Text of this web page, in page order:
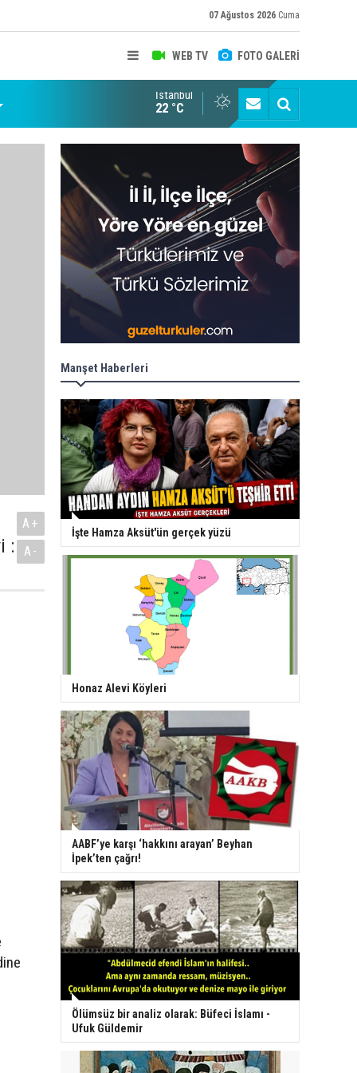
07 Ağustos 2026 Cuma
WEB TV FOTO GALERİ
İstanbul
22 °C
:
A+
A-
Manşet Haberleri
İşte Hamza Aksüt'ün gerçek yüzü
Honaz Alevi Köyleri
AABF’ye karşı ‘hakkını arayan’ Beyhan
İpek’ten çağrı!
Ölümsüz bir analiz olarak: Büfeci İslamı -
Ufuk Güldemir